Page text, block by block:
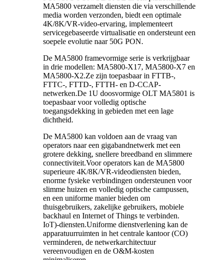
MA5800 verzamelt diensten die via verschillende
media worden verzonden, biedt een optimale
4K/8K/VR-video-ervaring, implementeert
servicegebaseerde virtualisatie en ondersteunt een
soepele evolutie naar 50G PON.
De MA5800 framevormige serie is verkrijgbaar
in drie modellen: MA5800-X17, MA5800-X7 en
MA5800-X2.Ze zijn toepasbaar in FTTB-,
FTTC-, FTTD-, FTTH- en D-CCAP-
netwerken.De 1U doosvormige OLT MA5801 is
toepasbaar voor volledig optische
toegangsdekking in gebieden met een lage
dichtheid.
De MA5800 kan voldoen aan de vraag van
operators naar een gigabandnetwerk met een
grotere dekking, snellere breedband en slimmere
connectiviteit.Voor operators kan de MA5800
superieure 4K/8K/VR-videodiensten bieden,
enorme fysieke verbindingen ondersteunen voor
slimme huizen en volledig optische campussen,
en een uniforme manier bieden om
thuisgebruikers, zakelijke gebruikers, mobiele
backhaul en Internet of Things te verbinden.
IoT)-diensten.Uniforme dienstverlening kan de
apparatuurruimten in het centrale kantoor (CO)
verminderen, de netwerkarchitectuur
vereenvoudigen en de O&M-kosten